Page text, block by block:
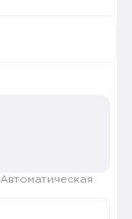
Автоматическая